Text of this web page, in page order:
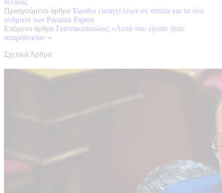
Προηγούμενο άρθρο Έφοδοι εισαγγελέων σε σπίτια για τα νέα
ονόματα των Panama Papers
Επόμενο άρθρο Γιαννακόπουλος: «Αυτά που έγιναν ήταν
απαράδεκτα» »
Σχετικά Άρθρα